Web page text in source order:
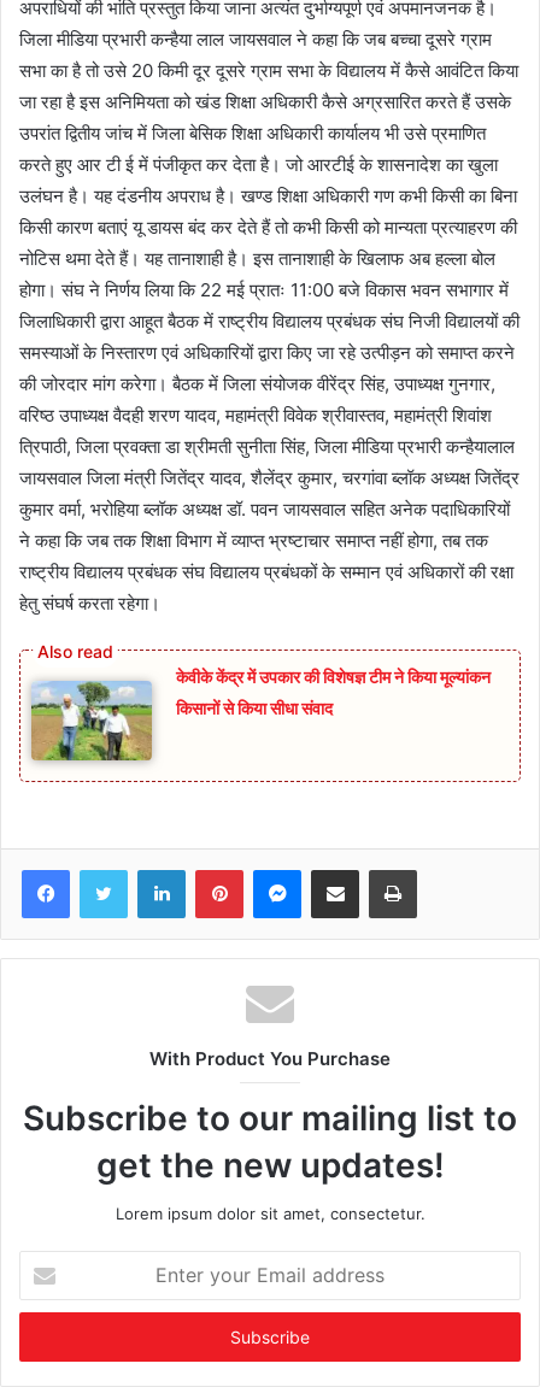
अपराधियों की भांति प्रस्तुत किया जाना अत्यंत दुर्भाग्यपूर्ण एवं अपमानजनक है।
जिला मीडिया प्रभारी कन्हैया लाल जायसवाल ने कहा कि जब बच्चा दूसरे ग्राम
सभा का है तो उसे 20 किमी दूर दूसरे ग्राम सभा के विद्यालय में कैसे आवंटित किया
जा रहा है इस अनिमियता को खंड शिक्षा अधिकारी कैसे अग्रसारित करते हैं उसके
उपरांत द्वितीय जांच में जिला बेसिक शिक्षा अधिकारी कार्यालय भी उसे प्रमाणित
करते हुए आर टी ई में पंजीकृत कर देता है। जो आरटीई के शासनादेश का खुला
उलंघन है। यह दंडनीय अपराध है। खण्ड शिक्षा अधिकारी गण कभी किसी का बिना
किसी कारण बताएं यू डायस बंद कर देते हैं तो कभी किसी को मान्यता प्रत्याहरण की
नोटिस थमा देते हैं। यह तानाशाही है। इस तानाशाही के खिलाफ अब हल्ला बोल
होगा। संघ ने निर्णय लिया कि 22 मई प्रातः 11:00 बजे विकास भवन सभागार में
जिलाधिकारी द्वारा आहूत बैठक में राष्ट्रीय विद्यालय प्रबंधक संघ निजी विद्यालयों की
समस्याओं के निस्तारण एवं अधिकारियों द्वारा किए जा रहे उत्पीड़न को समाप्त करने
की जोरदार मांग करेगा। बैठक में जिला संयोजक वीरेंद्र सिंह, उपाध्यक्ष गुनगार,
वरिष्ठ उपाध्यक्ष वैदही शरण यादव, महामंत्री विवेक श्रीवास्तव, महामंत्री शिवांश
त्रिपाठी, जिला प्रवक्ता डा श्रीमती सुनीता सिंह, जिला मीडिया प्रभारी कन्हैयालाल
जायसवाल जिला मंत्री जितेंद्र यादव, शैलेंद्र कुमार, चरगांवा ब्लॉक अध्यक्ष जितेंद्र
कुमार वर्मा, भरोहिया ब्लॉक अध्यक्ष डॉ. पवन जायसवाल सहित अनेक पदाधिकारियों
ने कहा कि जब तक शिक्षा विभाग में व्याप्त भ्रष्टाचार समाप्त नहीं होगा, तब तक
राष्ट्रीय विद्यालय प्रबंधक संघ विद्यालय प्रबंधकों के सम्मान एवं अधिकारों की रक्षा
हेतु संघर्ष करता रहेगा।
केवीके केंद्र में उपकार की विशेषज्ञ टीम ने किया मूल्यांकन
किसानों से किया सीधा संवाद
FacebookTwitter LinkedInPinterestMessenger
Share via Email Print
With Product You Purchase
Subscribe to our mailing list to
get the new updates!
Lorem ipsum dolor sit amet, consectetur.
your
Email